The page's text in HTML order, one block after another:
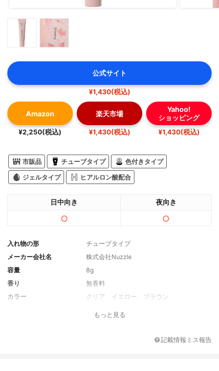
公式サイト
¥1,430(税込)
Amazon
¥2,250(税込)
楽天市場
¥1,430(税込)
Yahoo!
ショッピング
¥1,430(税込)
市販品 チューブタイプ 色付きタイプ
ジェルタイプ ヒアルロン酸配合
日中向き 夜向き
入れ物の形
チューブタイプ
メーカー会社名
株式会社Nuzzle
容量
8g
香り
無香料
カラー
クリア、イエロー、ブラウン
ワセリン、水添ポリイソブテン、グリセリ
ン、脂肪酸（Ｃ１０−３０）（コレステロー
ステアリン酸ポリグリセリル−２／ダイマー
もっと見る
記載情報ミス報告